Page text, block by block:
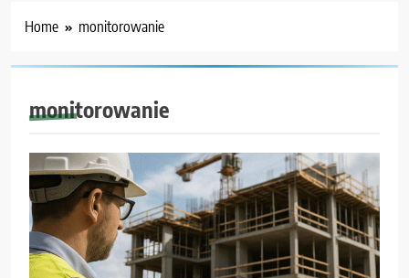
Home monitorowanie
monitorowanie